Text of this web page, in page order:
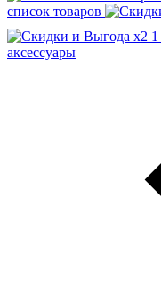
список товаров
аксессуары